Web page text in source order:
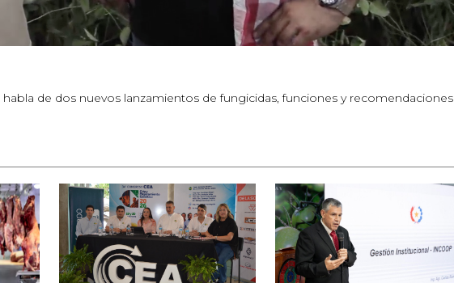
de dos nuevos lanzamientos de fungicidas, funciones y recomendaciones